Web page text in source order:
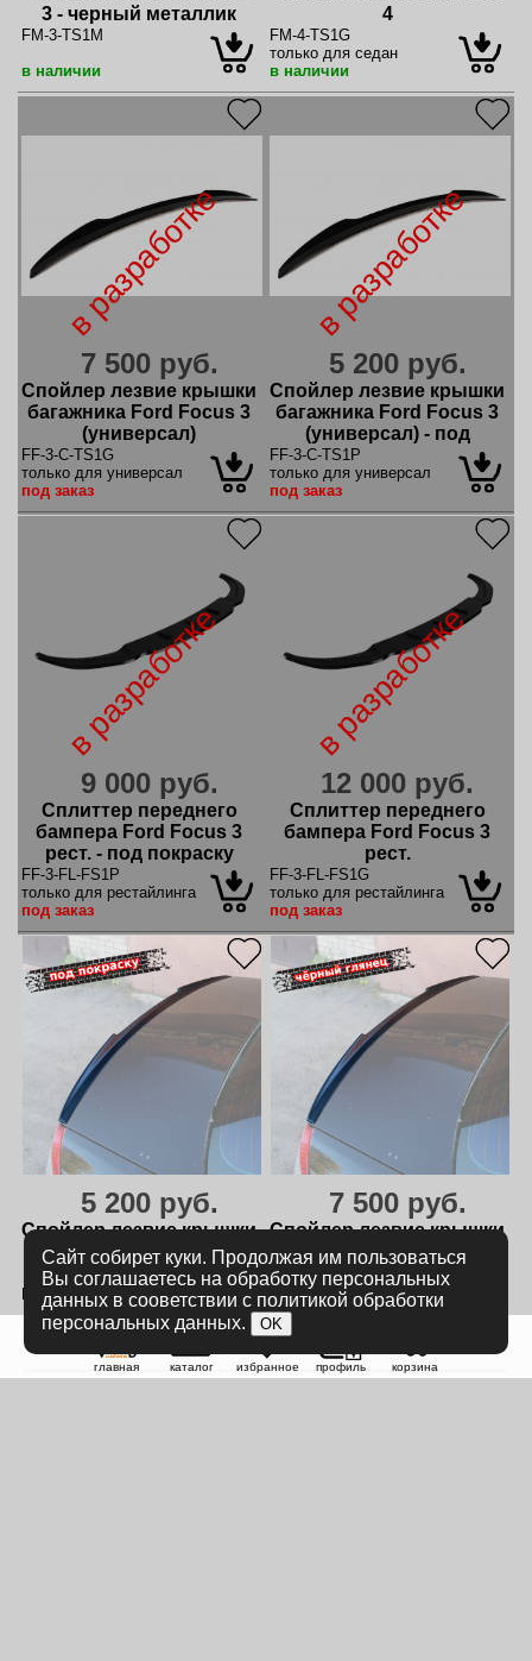
3 - черный металлик
FM-3-TS1M
в наличии
4
FM-4-TS1G
только для седан
в наличии
в разработке
7 500 руб.
Спойлер лезвие крышки
багажника Ford Focus 3
(универсал)
FF-3-C-TS1G
только для универсал
под заказ
в разработке
5 200 руб.
Спойлер лезвие крышки
багажника Ford Focus 3
(универсал) - под
покраску
FF-3-C-TS1P
только для универсал
под заказ
в разработке
9 000 руб.
Сплиттер переднего
бампера Ford Focus 3
рест. - под покраску
FF-3-FL-FS1P
только для рестайлинга
под заказ
в разработке
12 000 руб.
Сплиттер переднего
бампера Ford Focus 3
рест.
FF-3-FL-FS1G
только для рестайлинга
под заказ
5 200 руб.
Спойлер лезвие крышки
багажника Ford Mondeo
3 - под покраску
FM-3-TS1P
в наличии
7 500 руб.
Спойлер лезвие крышки
багажника Ford Mondeo
3
FM-3-TS1G
в наличии
главная каталог избранное профиль корзина
Сайт собирет куки. Продолжая им пользоваться
Вы соглашаетесь на обработку персональных
данных в сооветствии с политикой обработки
персональных данных.
OK